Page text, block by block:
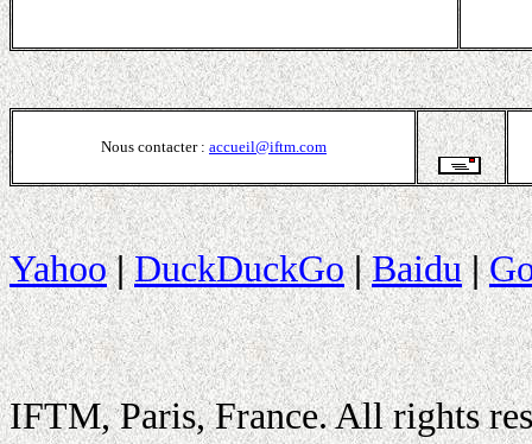
Nous contacter : accueil@iftm.com
Yahoo |DuckDuckGo |Baidu |
All contents
IFTM, Paris, France. All rights